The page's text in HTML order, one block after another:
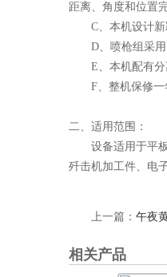
距离、角度和位置
C、本机设计新
D、喷枪组采用
E、本机配有分
F、整机保修一
二、适用范围：
设备适用于平板
歼击机加工件、电
上一篇： 午夜
相关产品